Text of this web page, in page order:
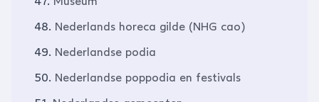
48. Nederlands horeca gilde (NHG cao)
49. Nederlandse podia
50. Nederlandse poppodia en festivals